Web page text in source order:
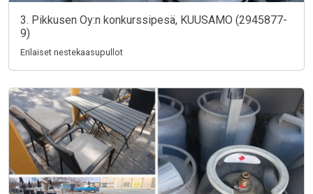
3. Pikkusen Oy:n konkurssipesä, KUUSAMO (2945877-
9)
Erilaiset nestekaasupullot